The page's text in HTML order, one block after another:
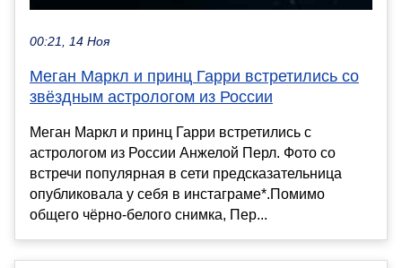
00:21, 14 Ноя
Меган Маркл и принц Гарри встретились со
звёздным астрологом из России
Меган Маркл и принц Гарри встретились с
астрологом из России Анжелой Перл. Фото со
встречи популярная в сети предсказательница
опубликовала у себя в инстаграме*.Помимо
общего чёрно-белого снимка, Пер...